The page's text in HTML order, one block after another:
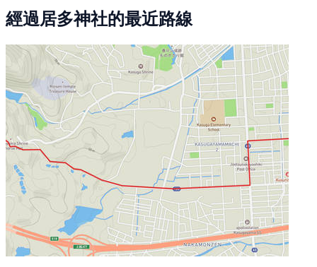
經過居多神社的最近路線